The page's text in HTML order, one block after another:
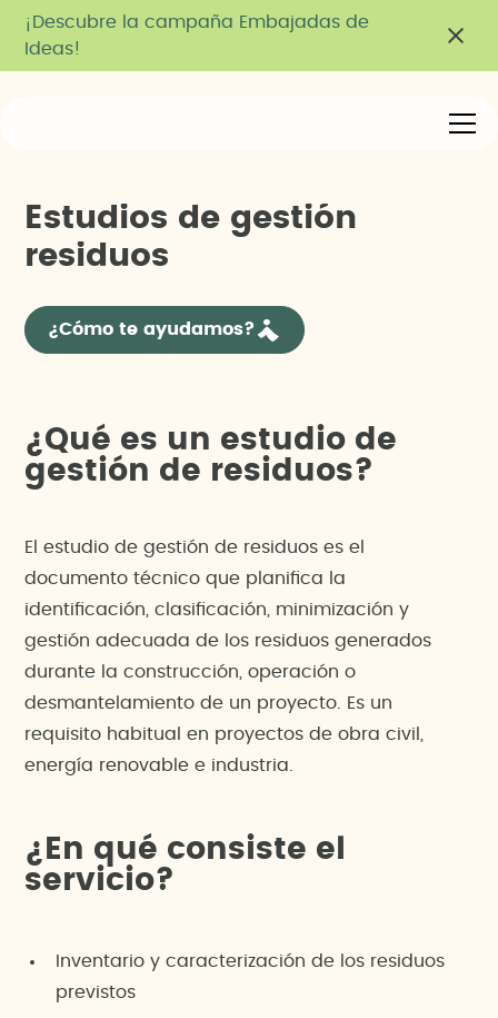
¡Descubre la campaña Embajadas de
Ideas!
Estudios de gestión
residuos
¿Cómo te ayudamos?
¿Qué es un estudio de
gestión de residuos?
El estudio de gestión de residuos es el
documento técnico que planifica la
identificación, clasificación, minimización y
gestión adecuada de los residuos generados
durante la construcción, operación o
desmantelamiento de un proyecto. Es un
requisito habitual en proyectos de obra civil,
energía renovable e industria.
¿En qué consiste el
servicio?
Inventario y caracterización de los residuos
previstos